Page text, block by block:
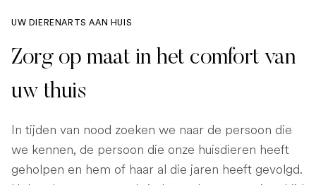
UW DIERENARTS AAN HUIS
Zorg op maat in het comfort van
uw thuis
In tijden van nood zoeken we naar de persoon die
we kennen, de persoon die onze huisdieren heeft
geholpen en hem of haar al die jaren heeft gevolgd.